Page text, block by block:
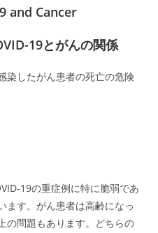
19とがんの関係
染したがん患者の死亡の危険
19の重症例に特に脆弱であ
ます。がん患者は高齢になっ
の問題もあります。どちらの